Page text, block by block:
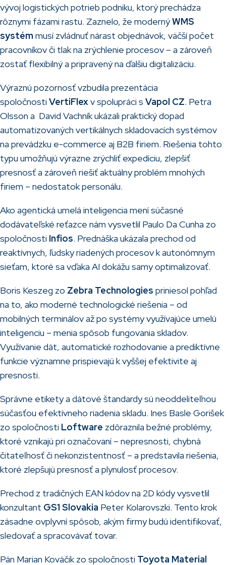
vývoj logistických potrieb podniku, ktorý prechádza
rôznymi fázami rastu. Zaznelo, že modernýWMS
systém musí zvládnuť nárast objednávok, väčší počet
pracovníkov či tlak na zrýchlenie procesov – a zároveň
zostať flexibilný a pripravený na ďalšiu digitalizáciu.
Výraznú pozornosť vzbudila prezentácia
spoločnosti VertiFlexv spolupráci s Vapol CZ. Petra
Olsson a David Vachník ukázali praktický dopad
automatizovaných vertikálnych skladovacích systémov
na prevádzku e-commerce aj B2B firiem. Riešenia tohto
typu umožňujú výrazne zrýchliť expedíciu, zlepšiť
presnosť a zároveň riešiť aktuálny problém mnohých
firiem – nedostatok personálu.
Ako agentická umelá inteligencia mení súčasné
dodávateľské reťazce nám vysvetlil Paulo Da Cunha zo
spoločnosti Infios. Prednáška ukázala prechod od
reaktívnych, ľudsky riadených procesov k autonómnym
sieťam, ktoré sa vďaka AI dokážu samy optimalizovať.
Boris Keszeg zo Zebra Technologies priniesol pohľad
na to, ako moderné technologické riešenia – od
mobilných terminálov až po systémy využívajúce umelú
inteligenciu – menia spôsob fungovania skladov.
Využívanie dát, automatické rozhodovanie a prediktívne
funkcie významne prispievajú k vyššej efektivite aj
presnosti.
Správne etikety a dátové štandardy sú neoddeliteľnou
súčasťou efektívneho riadenia skladu. Ines Basle Gorišek
zo spoločnosti Loftware zdôraznila bežné problémy,
ktoré vznikajú pri označovaní – nepresnosti, chybná
čitateľnosť či nekonzistentnosť – a predstavila riešenia,
ktoré zlepšujú presnosť a plynulosť procesov.
Prechod z tradičných EAN kódov na 2D kódy vysvetlil
konzultant GS1 Slovakia Peter Kolarovszki. Tento krok
zásadne ovplyvní spôsob, akým firmy budú identifikovať,
sledovať a spracovávať tovar.
Pán Marian Kováčik zo spoločnosti Toyota Material